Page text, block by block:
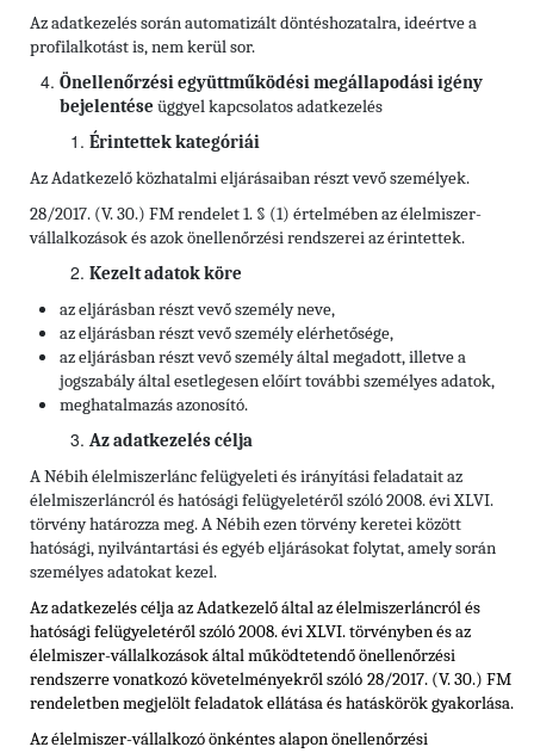
Az adatkezelés során automatizált döntéshozatalra, ideértve a
profilalkotást is, nem kerül sor.
Önellenőrzési együttműködési megállapodási igény
bejelentése üggyel kapcsolatos adatkezelés
Érintettek kategóriái
Az Adatkezelő közhatalmi eljárásaiban részt vevő személyek.
28/2017. (V. 30.) FM rendelet 1. § (1) értelmében az élelmiszer-
vállalkozások és azok önellenőrzési rendszerei az érintettek.
Kezelt adatok köre
az eljárásban részt vevő személy neve,
az eljárásban részt vevő személy elérhetősége,
az eljárásban részt vevő személy által megadott, illetve a
jogszabály által esetlegesen előírt további személyes adatok,
meghatalmazás azonosító.
Az adatkezelés célja
A Nébih élelmiszerlánc felügyeleti és irányítási feladatait az
élelmiszerláncról és hatósági felügyeletéről szóló 2008. évi XLVI.
törvény határozza meg. A Nébih ezen törvény keretei között
hatósági, nyilvántartási és egyéb eljárásokat folytat, amely során
személyes adatokat kezel.
Az adatkezelés célja az Adatkezelő által az élelmiszerláncról és
hatósági felügyeletéről szóló 2008. évi XLVI. törvénybenés az
élelmiszer-vállalkozások által működtetendő önellenőrzési
rendszerre vonatkozó követelményekről szóló 28/2017. (V. 30.) FM
rendeletbenmegjelölt feladatok ellátása és hatáskörök gyakorlása.
Az élelmiszer-vállalkozó önkéntes alapon önellenőrzési